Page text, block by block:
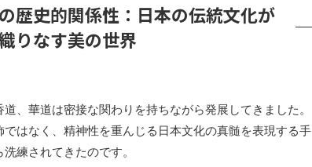
歴史的関係性：日本の伝統文化が
りなす美の世界
、華道は密接な関わりを持ちながら発展してきました。
はなく、精神性を重んじる日本文化の真髄を表現する手
練されてきたのです。